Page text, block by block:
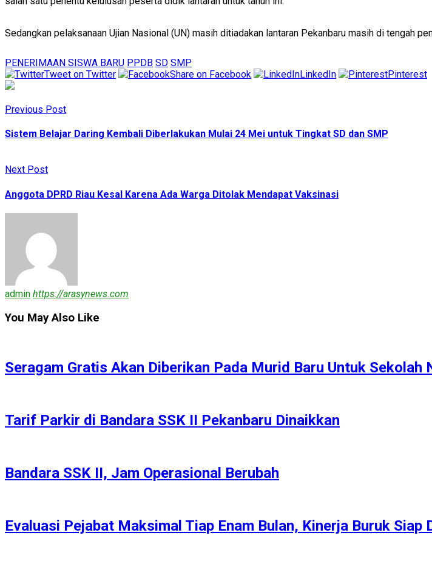
Sedangkan pelaksanaan Ujian Nasional (UN) masih ditiadakan lantaran Pekanbaru masih di tengah
PENERIMAAN SISWA BARU PPDB SD SMP
Tweet on Twitter
Share on Facebook LinkedIn Pinterest
Previous Post
Sistem Belajar Daring Kembali Diberlakukan Mulai 24 Mei untuk Tingkat SD dan SMP
Next Post
Anggota DPRD Riau Kesal Karena Ada Warga Ditolak Mendapat Vaksinasi
admin https://arasynews.com
You May Also Like
Seragam Gratis Akan Diberikan Pada Murid Baru Untuk Sekolah
Tarif Parkir di Bandara SSK II Pekanbaru Dinaikkan
Bandara SSK II, Jam Operasional Berubah
Evaluasi Pejabat Maksimal Tiap Enam Bulan, Kinerja Buruk Siap